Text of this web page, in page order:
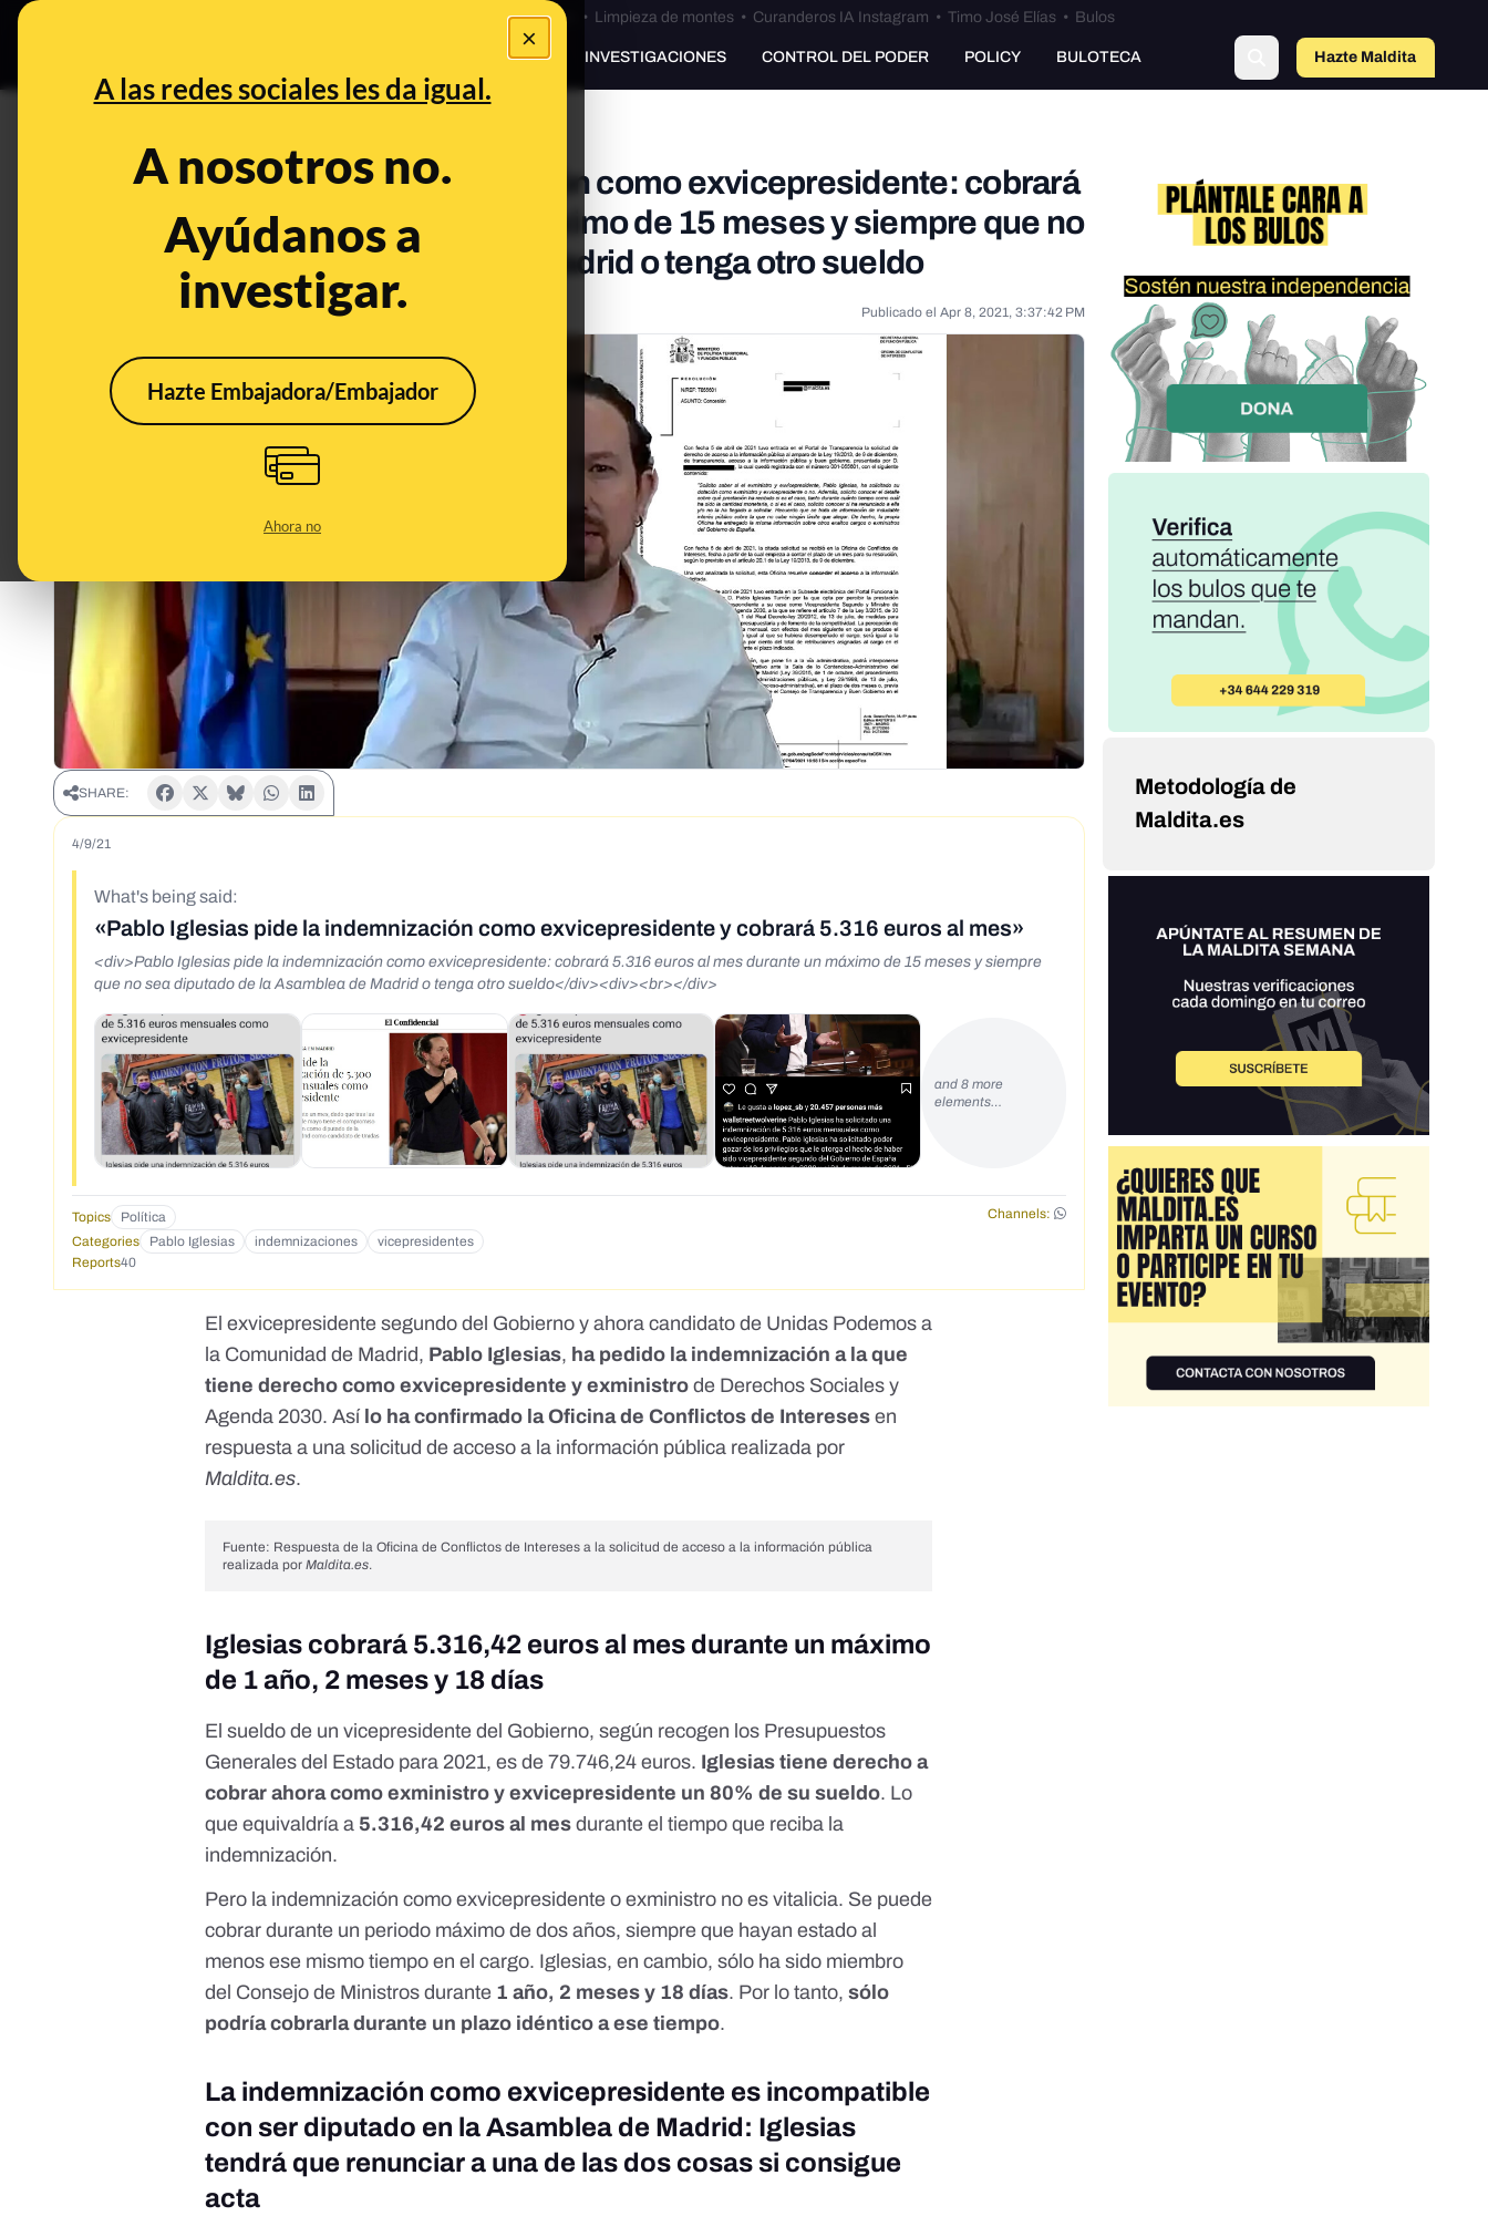
×
A las redes sociales les da igual.
A nosotros no.
Ayúdanos a
investigar.
Hazte Embajadora/Embajador
Ahora no
Bulos Ceuta • Limpieza de montes• Curanderos IA Instagram • Timo José Elías• Bulos
PREBUNKING INVESTIGACIONES CONTROL DEL PODER POLICY BULOTECA Hazte Maldito
Pablo Iglesias pide la indemnización como exvicepresidente: cobrará
5.316 euros al mes durante un máximo de 15 meses y siempre que no
sea diputado de la Asamblea de Madrid o tenga otro sueldo
Publicado el Apr 8, 2021, 3:37:42 PM
SHARE:
4/9/21
What's being said:
«Pablo Iglesias pide la indemnización como exvicepresidente y cobrará 5.316 euros al mes»
<div>Pablo Iglesias pide la indemnización como exvicepresidente: cobrará 5.316 euros al mes durante un máximo de 15 meses y siempre
que no sea diputado de la Asamblea de Madrid o tenga otro sueldo</div><div><br></div>
and 8 more
elements…
Topics Política
Channels:
Categories
Pablo Iglesias indemnizaciones
vicepresidentes
Reports40
El exvicepresidente segundo del Gobierno y ahora candidato de Unidas Podemos a
la Comunidad de Madrid, Pablo Iglesias, ha pedido la indemnización a la que
tiene derecho como exvicepresidente y exministrode Derechos Sociales y
Agenda 2030. Así lo ha confirmado la Oficina de Conflictos de Interesesen
respuesta a una solicitud de acceso a la información pública realizada por
Maldita.es.
Fuente: Respuesta de la Oficina de Conflictos de Intereses a la solicitud de acceso a la información pública
realizada porMaldita.es.
Iglesias cobrará 5.316,42 euros al mes durante un máximo
de 1 año, 2 meses y 18 días
El sueldo de un vicepresidente del Gobierno,según recogen los Presupuestos
Generales del Estado para 2021, es de 79.746,24 euros. Iglesias tiene derecho a
cobrar ahora como exministro y exvicepresidente un 80% de su sueldo. Lo
que equivaldría a5.316,42 euros al mes durante el tiempo que reciba la
indemnización.
Pero la indemnización como exvicepresidente o exministro no es vitalicia. Se puede
cobrar durante un periodo máximo de dos años, siempre que hayan estado al
menos ese mismo tiempo en el cargo. Iglesias, en cambio, sólo ha sido miembro
del Consejo de Ministros durante 1 año, 2 meses y 18 días. Por lo tanto,sólo
podría cobrarla durante un plazo idéntico a ese tiempo.
La indemnización como exvicepresidente es incompatible
con ser diputado en la Asamblea de Madrid: Iglesias
tendrá que renunciar a una de las dos cosas si consigue
acta
Metodología de
Maldita.es